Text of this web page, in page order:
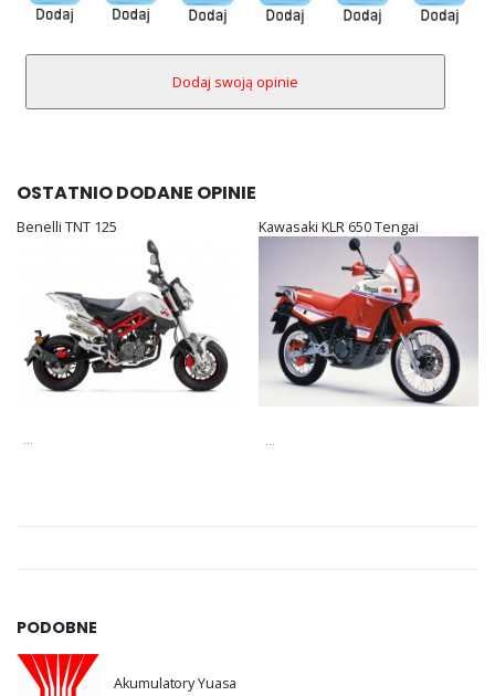
OSTATNIO DODANE OPINIE
Benelli TNT 125 Kawasaki KLR 650 Tengai
PODOBNE
Akumulatory Yuasa